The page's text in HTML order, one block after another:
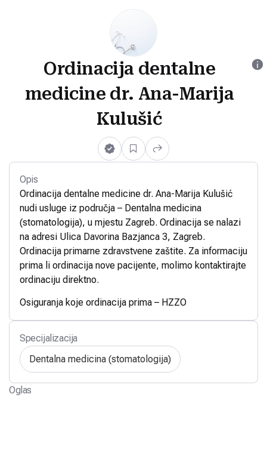
Ordinacija dentalne
medicine dr. Ana-Marija
Kulušić
Opis
Ordinacija dentalne medicine dr. Ana-Marija Kulušić
nudi usluge iz područja – Dentalna medicina
(stomatologija), u mjestu Zagreb. Ordinacija se nalazi
na adresi Ulica Davorina Bazjanca 3, Zagreb.
Ordinacija primarne zdravstvene zaštite. Za informaciju
prima li ordinacija nove pacijente, molimo kontaktirajte
ordinaciju direktno.
Osiguranja koje ordinacija prima – HZZO
Specijalizacija
Dentalna medicina (stomatologija)
Oglas